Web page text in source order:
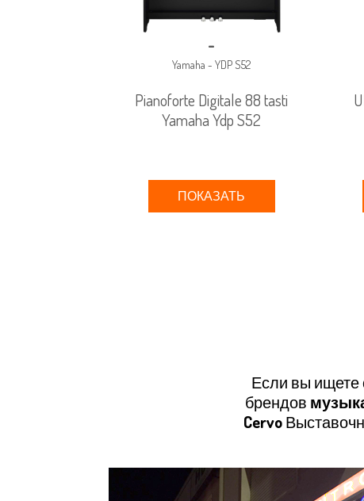
-
Yamaha - YDP S52
Pianoforte Digitale 88 tasti
Yamaha Ydp S52
ПОКАЗАТЬ
Если вы ищете
брендов
Cervo